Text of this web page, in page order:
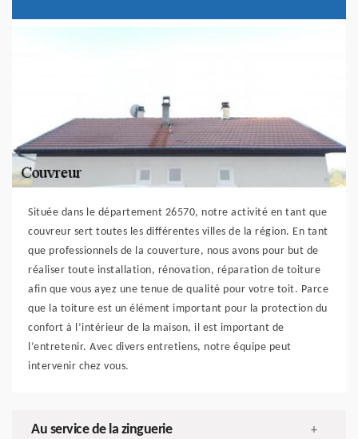
Située dans le département 26570, notre activité en tant que
couvreur sert toutes les différentes villes de la région. En tant
que professionnels de la couverture, nous avons pour but de
réaliser toute installation, rénovation, réparation de toiture
afin que vous ayez une tenue de qualité pour votre toit. Parce
que la toiture est un élément important pour la protection du
confort à l’intérieur de la maison, il est important de
l’entretenir. Avec divers entretiens, notre équipe peut
intervenir chez vous.
Au service de la zinguerie +